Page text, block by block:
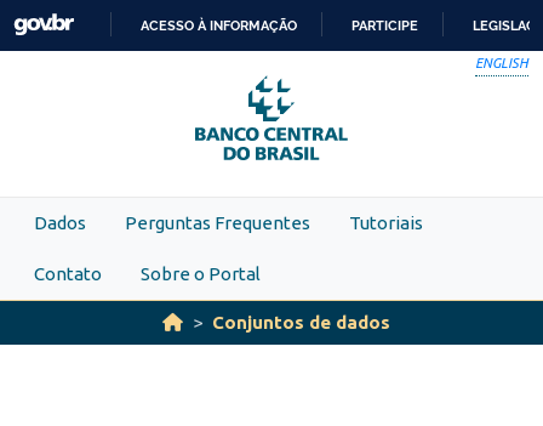
Skip to main content
PARA
O
CONTEÚDO
ACESSO À INFORMAÇÃO PARTICIPE
ENGLISH
Dados Perguntas Frequentes Tutoriais
Contato Sobre o Portal
Conjuntos de dados